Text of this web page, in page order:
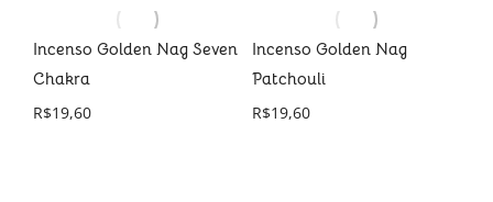
Incenso Golden Nag Seven
Chakra
R$19,60
Incenso Golden Nag
Patchouli
R$19,60